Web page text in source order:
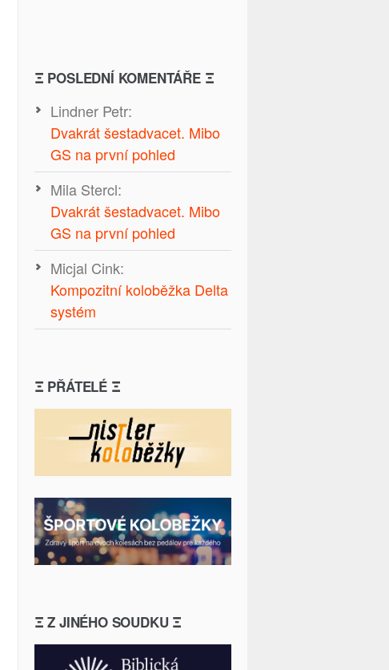
Ξ POSLEDNÍ KOMENTÁŘE Ξ
Lindner Petr:
Dvakrát šestadvacet. Mibo
GS na první pohled
Mila Stercl:
Dvakrát šestadvacet. Mibo
GS na první pohled
Micjal Cink:
Kompozitní koloběžka Delta
systém
Ξ PŘÁTELÉ Ξ
Ξ Z JINÉHO SOUDKU Ξ